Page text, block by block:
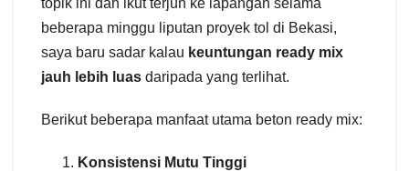
beberapa minggu liputan proyek tol di Bekasi,
saya baru sadar kalau keuntungan ready mix
jauh lebih luas daripada yang terlihat.
Berikut beberapa manfaat utama beton ready mix:
Konsistensi Mutu Tinggi